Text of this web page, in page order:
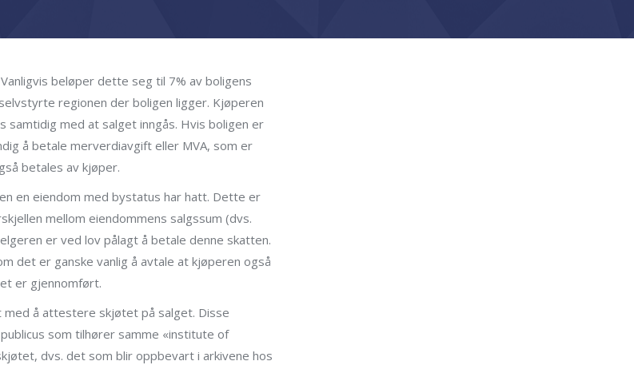
beløper dette seg til 7% av boligens
regionen der boligen ligger. Kjøperen
med at salget inngås. Hvis boligen er
å betale merverdiavgift eller MVA, som er
betales av kjøper.
en eiendom med bystatus har hatt. Dette er
mellom eiendommens salgssum (dvs.
er ved lov pålagt å betale denne skatten.
det er ganske vanlig å avtale at kjøperen også
er gjennomført.
å attestere skjøtet på salget. Disse
som tilhører samme «institute of
dvs. det som blir oppbevart i arkivene hos